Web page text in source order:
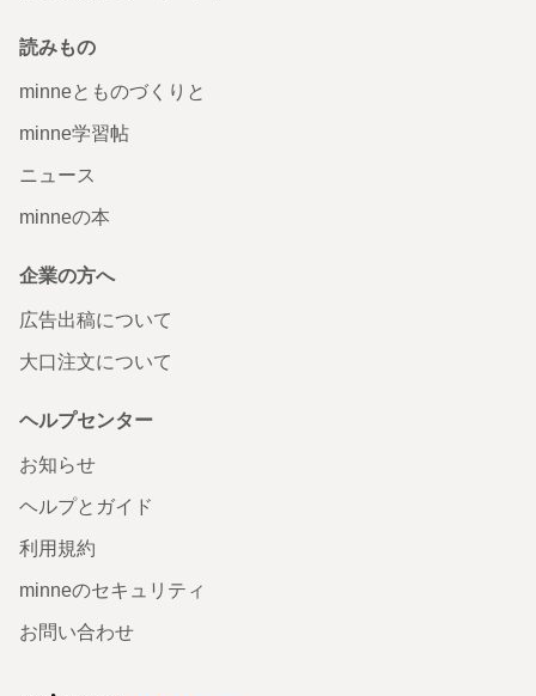
読みもの
minneとものづくりと
minne学習帖
ニュース
minneの本
企業の方へ
広告出稿について
大口注文について
ヘルプセンター
お知らせ
ヘルプとガイド
利用規約
minneのセキュリティ
お問い合わせ